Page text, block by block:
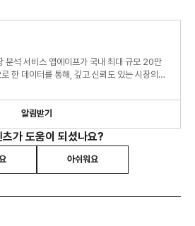
분석 서비스 앱에이프가 국내 최대 규모 20만
한 데이터를 통해, 깊고 신뢰도 있는 시장의
알림받기
츠가 도움이 되셨나요?
아쉬워요